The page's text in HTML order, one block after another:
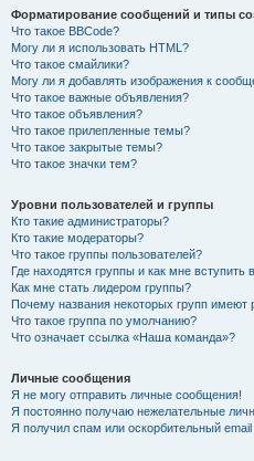
Форматирование сообщений и типы
Что такое BBCode?
Могу ли я использовать HTML?
Что такое смайлики?
Могу ли я добавлять изображения к
Что такое важные объявления?
Что такое объявления?
Что такое прилепленные темы?
Что такое закрытые темы?
Что такое значки тем?
Уровни пользователей и группы
Кто такие администраторы?
Кто такие модераторы?
Что такое группы пользователей?
Где находятся группы и как мне вступить
Как мне стать лидером группы?
Почему названия некоторых групп имеют
Что такое группа по умолчанию?
Что означает ссылка «Наша команда»?
Личные сообщения
Я не могу отправить личные сообщения!
Я постоянно получаю нежелательные
Я получил спам или оскорбительный email